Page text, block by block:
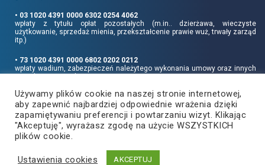
• 03 1020 4391 0000 6302 0254 4062
wpłaty z tytułu opłat pozostałych (m.in.. dzierżawa, wieczyste
użytkowanie, sprzedaż mienia, przekształcenie prawie wuż, trwały zarząd
itp.)
• 73 1020 4391 0000 6802 0202 0212
wpłaty wadium, zabezpieczeń należytego wykonania umowy oraz innych
Informujemy, że opłatę skarbową należy uiszczać na rachunek Urzędu
Miasta Rzeszowa:
• 90 1240 6960 3851 0062 0000 0423
Copyright2021©
Używamy plików cookie na naszej stronie internetowej,
aby zapewnić najbardziej odpowiednie wrażenia dzięki
zapamiętywaniu preferencji i powtarzaniu wizyt. Klikając
"Akceptuję", wyrażasz zgodę na użycie WSZYSTKICH
plików cookie.
Ustawienia cookies AKCEPTUJ